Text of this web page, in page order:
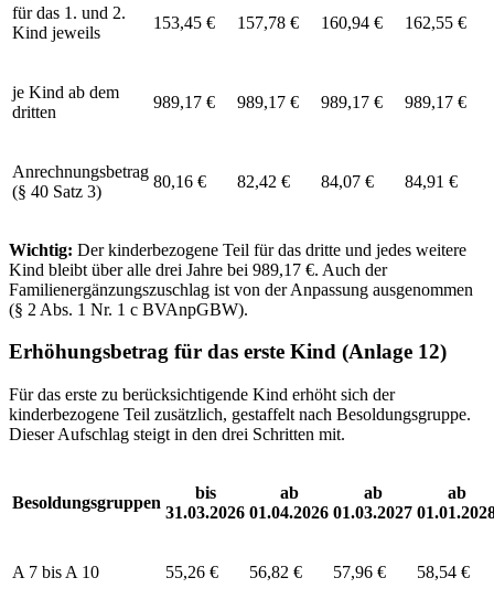
für das 1. und 2.
Kind jeweils
153,45 € 157,78 € 160,94 € 162,55 €
je Kind ab dem
dritten
989,17 € 989,17 € 989,17 € 989,17 €
Anrechnungsbetrag
(§ 40 Satz 3)
80,16 € 82,42 € 84,07 € 84,91 €
Wichtig: Der kinderbezogene Teil für das dritte und jedes weitere
Kind bleibt über alle drei Jahre bei 989,17 €. Auch der
Familienergänzungszuschlag ist von der Anpassung ausgenommen
(§ 2 Abs. 1 Nr. 1 c BVAnpGBW).
Erhöhungsbetrag für das erste Kind (Anlage 12)
Für das erste zu berücksichtigende Kind erhöht sich der
kinderbezogene Teil zusätzlich, gestaffelt nach Besoldungsgruppe.
Dieser Aufschlag steigt in den drei Schritten mit.
Besoldungsgruppen
bis
31.03.2026
ab
01.04.2026
ab
01.03.2027
ab
A 7 bis A 10 55,26 € 56,82 € 57,96 € 58,54 €